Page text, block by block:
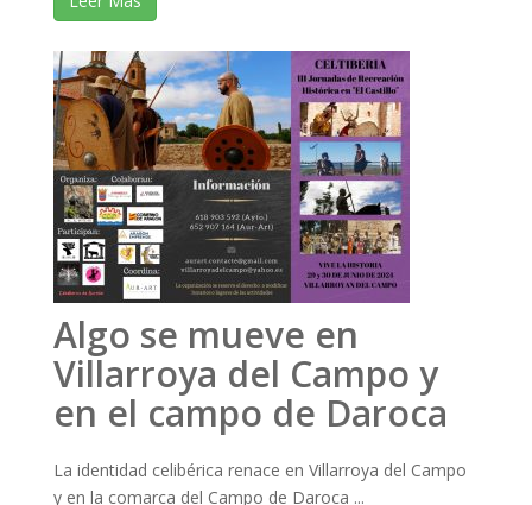
Algo se mueve en
Villarroya del Campo y
en el campo de Daroca
La identidad celibérica renace en Villarroya del Campo
y en la comarca del Campo de Daroca ...